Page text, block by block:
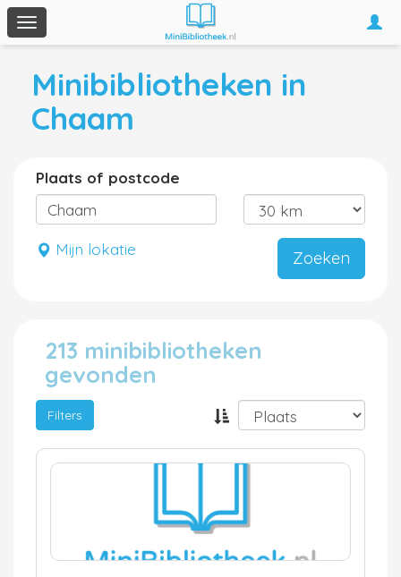
Toggle
navigation
Minibibliotheken in
Chaam
Plaats of postcode
Mijn lokatie Zoeken
213 minibibliotheken
gevonden
Filters